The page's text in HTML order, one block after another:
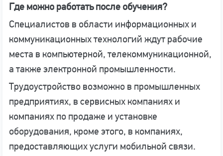
Где можно работать после обучения?
Специалистов в области информационных и
коммуникационных технологий ждут рабочие
места в компьютерной, телекоммуникационной,
а также электронной промышленности.
Трудоустройство возможно в промышленных
предприятиях, в сервисных компаниях и
компаниях по продаже и установке
оборудования, кроме этого, в компаниях,
предоставляющих услуги мобильной связи.